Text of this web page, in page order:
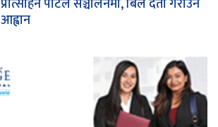
प्रोत्साहन पोर्टल सञ्चालनमा, बिल दर्ता गराउन
आह्वान